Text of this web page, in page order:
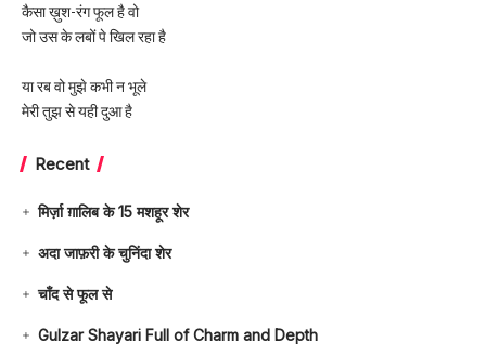
कैसा ख़ुश-रंग फूल है वो
जो उस के लबों पे खिल रहा है
या रब वो मुझे कभी न भूले
मेरी तुझ से यही दुआ है
Recent
मिर्ज़ा ग़ालिब के 15 मशहूर शेर
अदा जाफ़री के चुनिंदा शेर
चाँद से फूल से
Gulzar Shayari Full of Charm and Depth